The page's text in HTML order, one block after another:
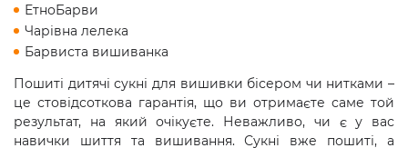
ЕтноБарви
Чарівна лелека
Барвиста вишиванка
Пошиті дитячі сукні для вишивки бісером чи нитками –
це стовідсоткова гарантія, що ви отримаєте саме той
результат, на який очікуєте. Неважливо, чи є у вас
навички шиття та вишивання. Сукні вже пошиті, а